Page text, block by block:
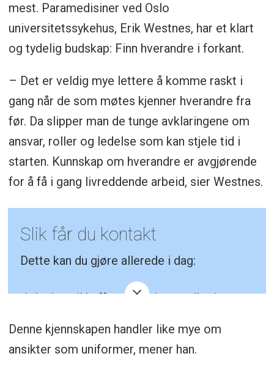
mest. Paramedisiner ved Oslo
universitetssykehus, Erik Westnes, har et klart
og tydelig budskap: Finn hverandre i forkant.
– Det er veldig mye lettere å komme raskt i
gang når de som møtes kjenner hverandre fra
før. Da slipper man de tunge avklaringene om
ansvar, roller og ledelse som kan stjele tid i
starten. Kunnskap om hverandre er avgjørende
for å få i gang livreddende arbeid, sier Westnes.
Slik får du kontakt
Dette kan du gjøre allerede i dag:
Inviter til kaffe på stasjonen eller i
samtale om risiko, barrierer og
forventninger.
Denne kjennskapen handler like mye om
ansikter som uniformer, mener han.